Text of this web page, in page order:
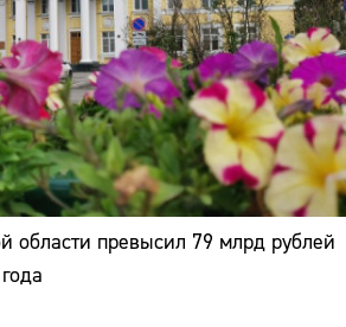
области превысил 79 млрд рублей